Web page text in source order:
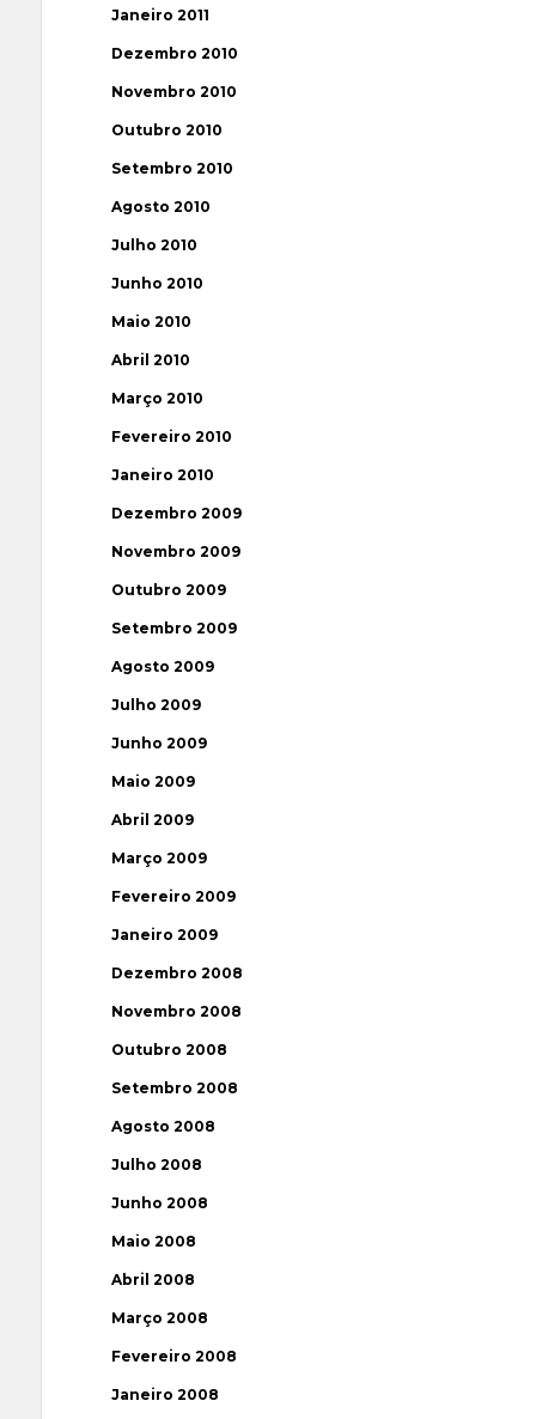
Janeiro 2011
Dezembro 2010
Novembro 2010
Outubro 2010
Setembro 2010
Agosto 2010
Julho 2010
Junho 2010
Maio 2010
Abril 2010
Março 2010
Fevereiro 2010
Janeiro 2010
Dezembro 2009
Novembro 2009
Outubro 2009
Setembro 2009
Agosto 2009
Julho 2009
Junho 2009
Maio 2009
Abril 2009
Março 2009
Fevereiro 2009
Janeiro 2009
Dezembro 2008
Novembro 2008
Outubro 2008
Setembro 2008
Agosto 2008
Julho 2008
Junho 2008
Maio 2008
Abril 2008
Março 2008
Fevereiro 2008
Janeiro 2008